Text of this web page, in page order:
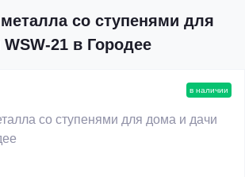
со ступенями для
21 в Городее
в наличии